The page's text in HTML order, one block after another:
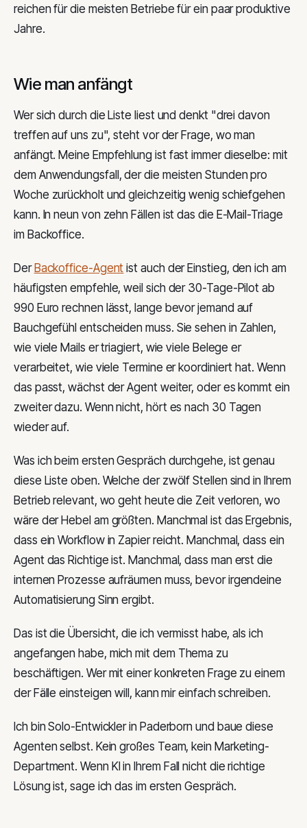
reichen für die meisten Betriebe für ein paar produktive
Jahre.
Wie man anfängt
Wer sich durch die Liste liest und denkt "drei davon
treffen auf uns zu", steht vor der Frage, wo man
anfängt. Meine Empfehlung ist fast immer dieselbe: mit
dem Anwendungsfall, der die meisten Stunden pro
Woche zurückholt und gleichzeitig wenig schiefgehen
kann. In neun von zehn Fällen ist das die E-Mail-Triage
im Backoffice.
Der Backoffice-Agent ist auch der Einstieg, den ich am
häufigsten empfehle, weil sich der 30-Tage-Pilot ab
990 Euro rechnen lässt, lange bevor jemand auf
Bauchgefühl entscheiden muss. Sie sehen in Zahlen,
wie viele Mails er triagiert, wie viele Belege er
verarbeitet, wie viele Termine er koordiniert hat. Wenn
das passt, wächst der Agent weiter, oder es kommt ein
zweiter dazu. Wenn nicht, hört es nach 30 Tagen
wieder auf.
Was ich beim ersten Gespräch durchgehe, ist genau
diese Liste oben. Welche der zwölf Stellen sind in Ihrem
Betrieb relevant, wo geht heute die Zeit verloren, wo
wäre der Hebel am größten. Manchmal ist das Ergebnis,
dass ein Workflow in Zapier reicht. Manchmal, dass ein
Agent das Richtige ist. Manchmal, dass man erst die
internen Prozesse aufräumen muss, bevor irgendeine
Automatisierung Sinn ergibt.
Das ist die Übersicht, die ich vermisst habe, als ich
angefangen habe, mich mit dem Thema zu
beschäftigen. Wer mit einer konkreten Frage zu einem
der Fälle einsteigen will, kann mir einfach schreiben.
Ich bin Solo-Entwickler in Paderborn und baue diese
Agenten selbst. Kein großes Team, kein Marketing-
Department. Wenn KI in Ihrem Fall nicht die richtige
Lösung ist, sage ich das im ersten Gespräch.